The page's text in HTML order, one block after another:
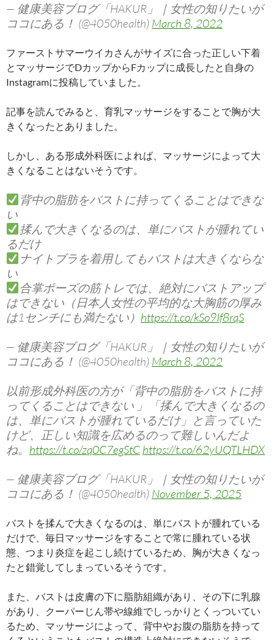
— 健康美容ブログ「HAKUR」｜女性の知りたいが
ココにある！ (@4050health) March 8, 2022
ファーストサマーウイカさんがサイズに合った正しい下着
とマッサージでDカップからFカップに成長したと自身の
Instagramに投稿していました。
記事を読んでみると、育乳マッサージをすることで胸が大
きくなったとありました。
しかし、ある形成外科医によれば、マッサージによって大
きくなることはないそうです。
背中の脂肪をバストに持ってくることはできな
い
揉んで大きくなるのは、単にバストが腫れてい
るだけ
ナイトブラを着用してもバストは大きくならな
い
合掌ポーズの筋トレでは、絶対にバストアップ
はできない（日本人女性の平均的な大胸筋の厚み
は1センチにも満たない） https://t.co/kSo9If8rqS
— 健康美容ブログ「HAKUR」｜女性の知りたいが
ココにある！ (@4050health) March 8, 2022
以前形成外科医の方が「背中の脂肪をバストに持
ってくることはできない 」「揉んで大きくなるの
は、単にバストが腫れているだけ」と言っていた
けど、正しい知識を広めるのって難しいんだよ
ね。 https://t.co/zq0C7egStC https://t.co/62yUQTLHDX
— 健康美容ブログ「HAKUR」｜女性の知りたいが
ココにある！ (@4050health) November 5, 2025
バストを揉んで大きくなるのは、単にバストが腫れている
だけで、毎日マッサージをすることで常に腫れている状
態、つまり炎症を起こし続けているため、胸が大きくなっ
たと錯覚してしまっているそうです。
また、バストは皮膚の下に脂肪組織があり、その下に乳腺
があり、クーパーじん帯や線維でしっかりとくっついてい
るため、マッサージによって、背中やお腹の脂肪を持って